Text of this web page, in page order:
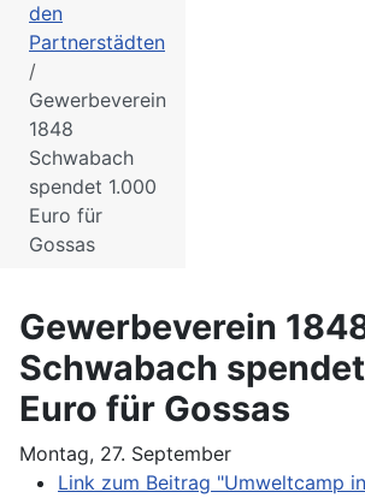
den
Partnerstädten
Gewerbeverein
1848
Schwabach
spendet 1.000
Euro für
Gossas
Gewerbeverein
Schwabach
Euro für Gossas
Montag, 27. September
Link zum Beitrag "Umweltcamp